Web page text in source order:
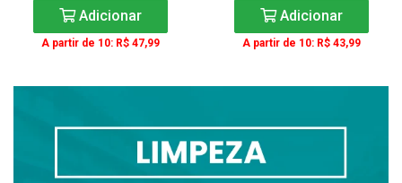
Adicionar
A partir de 10: R$ 47,99
Adicionar
A partir de 10: R$ 43,99